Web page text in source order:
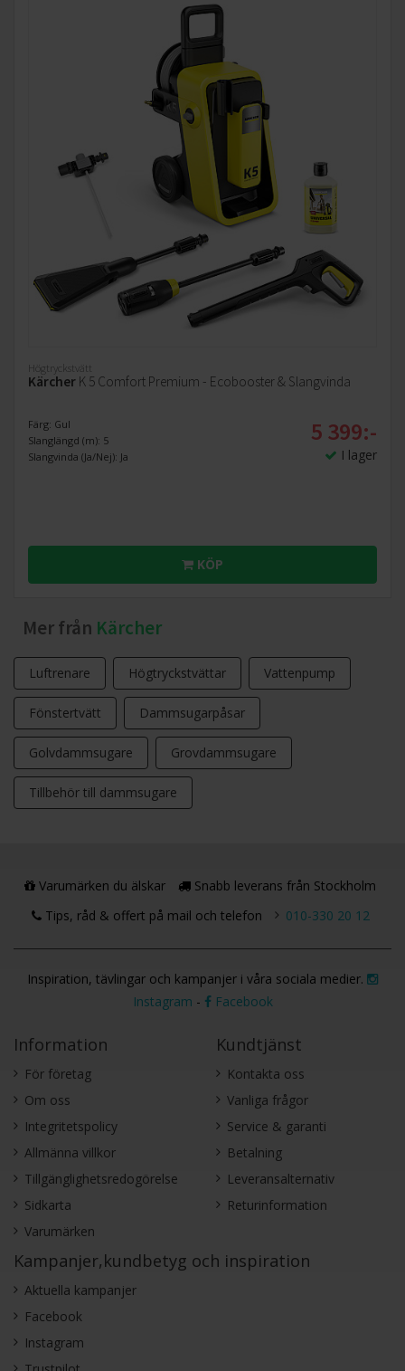
Högtryckstvätt
Kärcher K 5 Comfort Premium - Ecobooster & Slangvinda
Färg: Gul
Slanglängd (m): 5
Slangvinda (Ja/Nej): Ja
5 399:-
I lager
KÖP
Mer från Kärcher
Luftrenare Högtryckstvättar Vattenpump
Fönstertvätt Dammsugarpåsar
Golvdammsugare Grovdammsugare
Tillbehör till dammsugare
Varumärken du älskar
Snabb leverans från Stockholm
Tips, råd & offert på mail och telefon
010-330 20 12
Inspiration, tävlingar och kampanjer i våra sociala medier.
Instagram - Facebook
Information
För företag
Om oss
Integritetspolicy
Allmänna villkor
Tillgänglighetsredogörelse
Sidkarta
Varumärken
Kundtjänst
Kontakta oss
Vanliga frågor
Service & garanti
Betalning
Leveransalternativ
Returinformation
Kampanjer,kundbetyg och inspiration
Aktuella kampanjer
Facebook
Instagram